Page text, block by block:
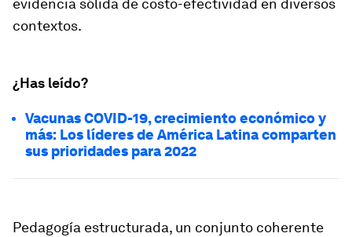
evidencia sólida de costo-efectividad en diversos
contextos.
¿Has leído?
Vacunas COVID-19, crecimiento económico y
más: Los líderes de América Latina comparten
sus prioridades para 2022
Pedagogía estructurada, un conjunto coherente